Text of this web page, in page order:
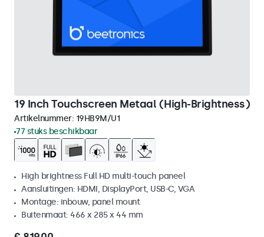
19 Inch Touchscreen Metaal (High-Brightness)
Artikelnummer: 19HB9M/U1
77 stuks beschikbaar
High brightness Full HD multi-touch paneel
Aansluitingen: HDMI, DisplayPort, USB-C, VGA
Montage: inbouw, panel mount
Buitenmaat: 466 x 285 x 44 mm